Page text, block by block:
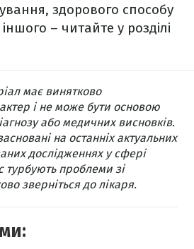
здорового способу
– читайте у розділі
має винятково
і не може бути основою
або медичних висновків.
на останніх актуальних
дослідженнях у сфері
проблеми зі
зверніться до лікаря.